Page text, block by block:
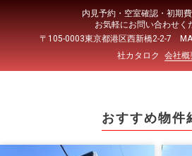
内見予約・空室確認・初期
お気軽にお問い合わせく
〒105-0003東京都港区西新橋2-2-7
社カタロク
会社概
おすすめ物件